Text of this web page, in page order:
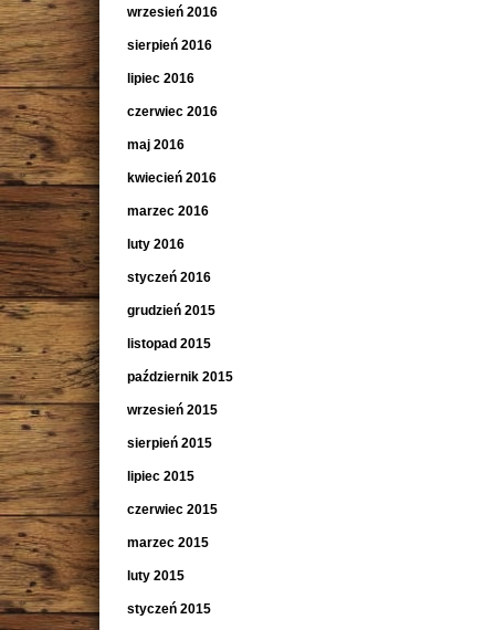
wrzesień 2016
sierpień 2016
lipiec 2016
czerwiec 2016
maj 2016
kwiecień 2016
marzec 2016
luty 2016
styczeń 2016
grudzień 2015
listopad 2015
październik 2015
wrzesień 2015
sierpień 2015
lipiec 2015
czerwiec 2015
marzec 2015
luty 2015
styczeń 2015